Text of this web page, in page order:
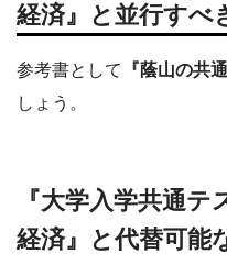
経済』と並行すべ
参考書として 『蔭山の共
しょう。
『大学入学共通テ
経済』と代替可能